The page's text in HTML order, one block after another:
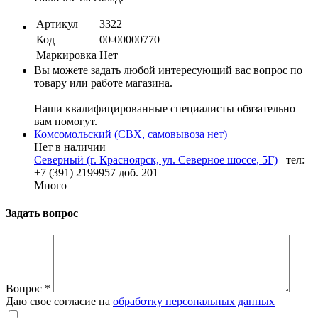
Артикул
3322
Код
00-00000770
Маркировка Нет
Вы можете задать любой интересующий вас вопрос по
товару или работе магазина.
Наши квалифицированные специалисты обязательно
вам помогут.
Комсомольский (СВХ, самовывоза нет)
Нет в наличии
Северный (г. Красноярск, ул. Северное шоссе, 5Г)
тел:
+7 (391) 2199957 доб. 201
Много
Задать вопрос
Вопрос *
Даю свое согласие на обработку персональных данных